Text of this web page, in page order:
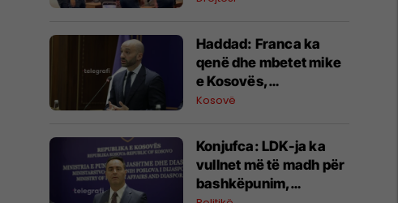
Haddad: Franca ka
qenë dhe mbetet mike
e Kosovës,
marrëdhëniet tona po
momentum të ri
Kosovë
Konjufca: LDK-ja ka
vullnet më të madh për
bashkëpunim,